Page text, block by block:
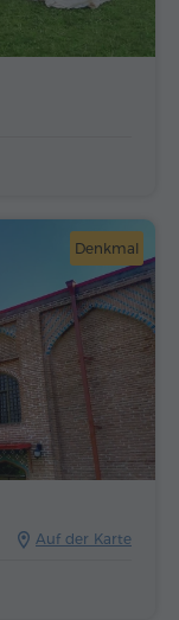
Denkmal
Auf der Karte